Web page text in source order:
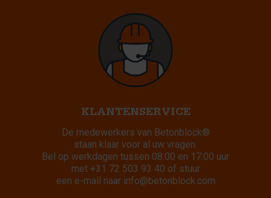
KLANTENSERVICE
De medewerkers van Betonblock®
staan klaar voor al uw vragen.
Bel op werkdagen tussen 08:00 en 17:00 uur
met +31 72 503 93 40 of stuur
een e-mail naar info@betonblock.com